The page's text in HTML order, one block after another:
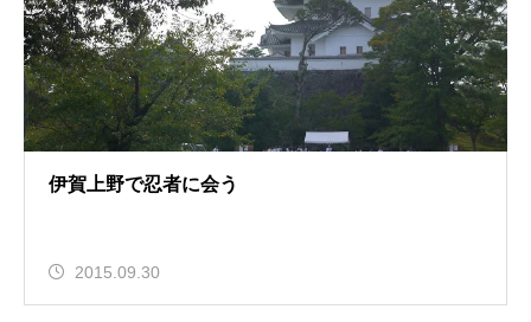
伊賀上野で忍者に会う
2015.09.30